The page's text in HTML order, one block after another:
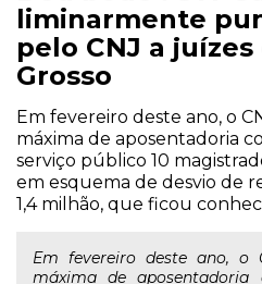
liminarmente
pelo CNJ a
Grosso
Em fevereiro deste ano, o
máxima de aposentadoria
serviço público 10
em esquema de desvio de
1,4 milhão, que ficou
Em fevereiro deste ano, o
máxima de